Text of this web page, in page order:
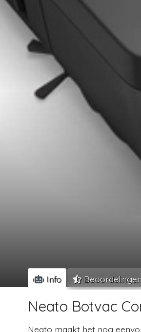
Info
Neato Botvac
Neato maakt het nog